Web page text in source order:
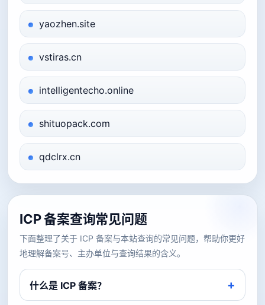
yaozhen.site
vstiras.cn
intelligentecho.online
shituopack.com
qdclrx.cn
ICP 备案查询常见问题
下面整理了关于 ICP 备案与本站查询的常见问题，帮助你更好
地理解备案号、主办单位与查询结果的含义。
什么是 ICP 备案？